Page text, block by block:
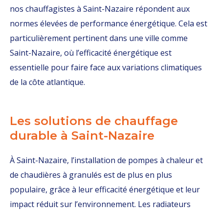
nos chauffagistes à Saint-Nazaire répondent aux
normes élevées de performance énergétique. Cela est
particulièrement pertinent dans une ville comme
Saint-Nazaire, où l’efficacité énergétique est
essentielle pour faire face aux variations climatiques
de la côte atlantique.
Les solutions de chauffage
durable à Saint-Nazaire
À Saint-Nazaire, l’installation de pompes à chaleur et
de chaudières à granulés est de plus en plus
populaire, grâce à leur efficacité énergétique et leur
impact réduit sur l’environnement. Les radiateurs